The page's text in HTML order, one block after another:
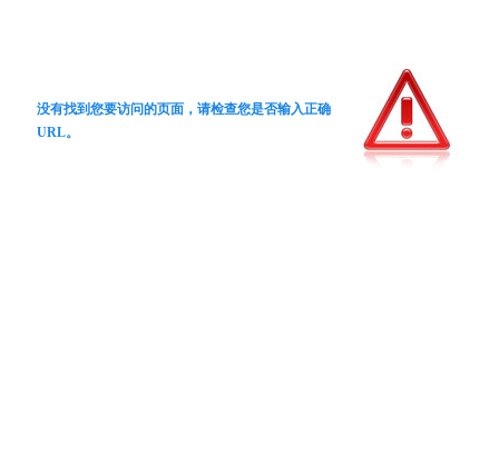
没有找到您要访问的页面，请检查您是否输入正确
URL。